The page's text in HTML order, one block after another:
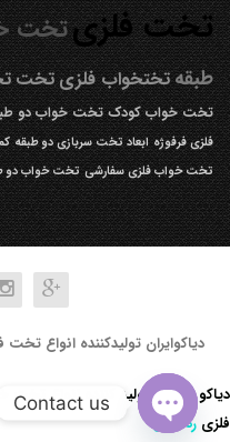
تخت فلزیتخت
طبقه تختخواب فلزیتخت
تخت خواب کودکتخت خواب دو
فلزی فرفوژه ابعاد تخت سربازی دو طبقه
تخت خواب فلزی سفارشی تخت خواب دو
دیاکوایران تولیدکننده انواع
دیاکو صنعت تولید کننده انواع تخت
فلزی رد کردن
Contact us